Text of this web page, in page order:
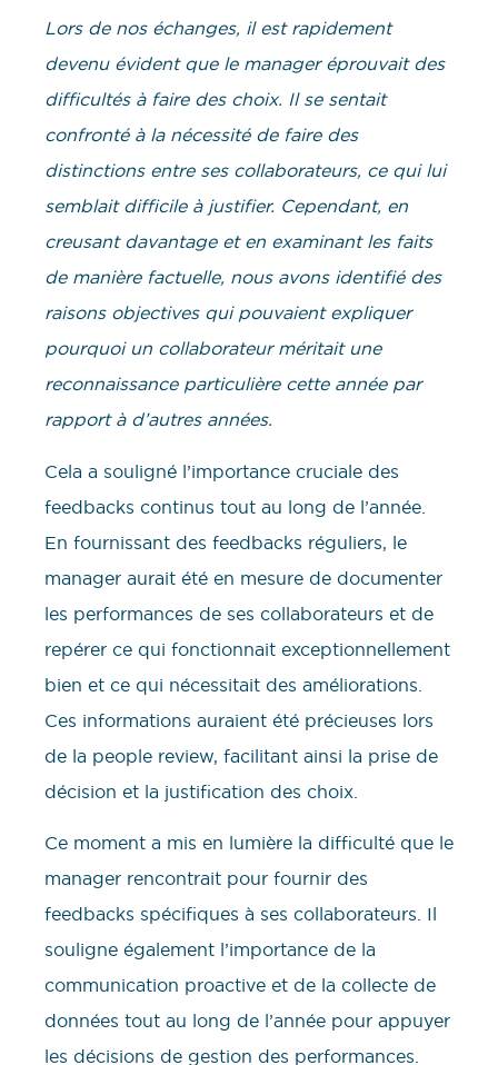
Lors de nos échanges, il est rapidement
devenu évident que le manager éprouvait des
difficultés à faire des choix. Il se sentait
confronté à la nécessité de faire des
distinctions entre ses collaborateurs, ce qui lui
semblait difficile à justifier. Cependant, en
creusant davantage et en examinant les faits
de manière factuelle, nous avons identifié des
raisons objectives qui pouvaient expliquer
pourquoi un collaborateur méritait une
reconnaissance particulière cette année par
rapport à d’autres années.
Cela a souligné l’importance cruciale des
feedbacks continus tout au long de l’année.
En fournissant des feedbacks réguliers, le
manager aurait été en mesure de documenter
les performances de ses collaborateurs et de
repérer ce qui fonctionnait exceptionnellement
bien et ce qui nécessitait des améliorations.
Ces informations auraient été précieuses lors
de la people review, facilitant ainsi la prise de
décision et la justification des choix.
Ce moment a mis en lumière la difficulté que le
manager rencontrait pour fournir des
feedbacks spécifiques à ses collaborateurs. Il
souligne également l’importance de la
communication proactive et de la collecte de
données tout au long de l’année pour appuyer
les décisions de gestion des performances.